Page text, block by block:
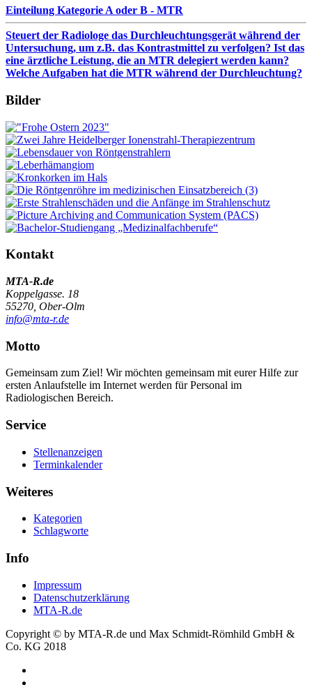
Einteilung Kategorie A oder B - MTR
Steuert der Radiologe das Durchleuchtungsgerät während der
Untersuchung, um z.B. das Kontrastmittel zu verfolgen? Ist das
eine ärztliche Leistung, die an MTR delegiert werden kann?
Welche Aufgaben hat die MTR während der Durchleuchtung?
Bilder
Kontakt
MTA-R.de
Koppelgasse. 18
55270, Ober-Olm
info@mta-r.de
Motto
Gemeinsam zum Ziel! Wir möchten gemeinsam mit eurer Hilfe zur
ersten Anlaufstelle im Internet werden für Personal im
Radiologischen Bereich.
Service
Stellenanzeigen
Terminkalender
Weiteres
Kategorien
Schlagworte
Info
Impressum
Datenschutzerklärung
MTA-R.de
Copyright © by MTA-R.de und Max Schmidt-Römhild GmbH &
Co. KG 2018